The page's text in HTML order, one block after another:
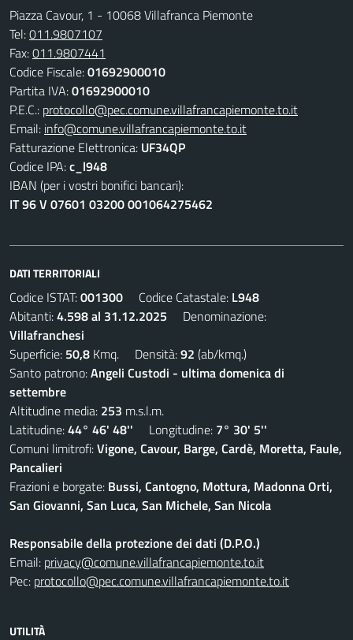
Piazza Cavour, 1 - 10068 Villafranca Piemonte
Tel:011.9807107
Fax:011.9807441
Codice Fiscale:01692900010
Partita IVA:01692900010
P.E.C.: protocollo@pec.comune.villafrancapiemonte.to.it
Email: info@comune.villafrancapiemonte.to.it
Fatturazione Elettronica: UF34QP
Codice IPA:c_l948
IBAN (per i vostri bonifici bancari):
IT 96 V 07601 03200 001064275462
DATI TERRITORIALI
Codice ISTAT:001300 Codice Catastale: L948
Abitanti:4.598 al 31.12.2025 Denominazione:
Villafranchesi
Superficie: 50,8 Kmq. Densità:92 (ab/kmq.)
Santo patrono:Angeli Custodi - ultima domenica di
settembre
Altitudine media: 253 m.s.l.m.
Latitudine:44° 46' 48'' Longitudine: 7° 30' 5''
Comuni limitrofi:Vigone, Cavour, Barge, Cardè, Moretta, Faule,
Pancalieri
Frazioni e borgate: Bussi, Cantogno, Mottura, Madonna Orti,
San Giovanni, San Luca, San Michele, San Nicola
Responsabile della protezione dei dati (D.P.O.)
Email: privacy@comune.villafrancapiemonte.to.it
Pec: protocollo@pec.comune.villafrancapiemonte.to.it
UTILITÀ